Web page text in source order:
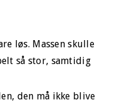
løs. Massen skulle
så stor, samtidig
den må ikke blive